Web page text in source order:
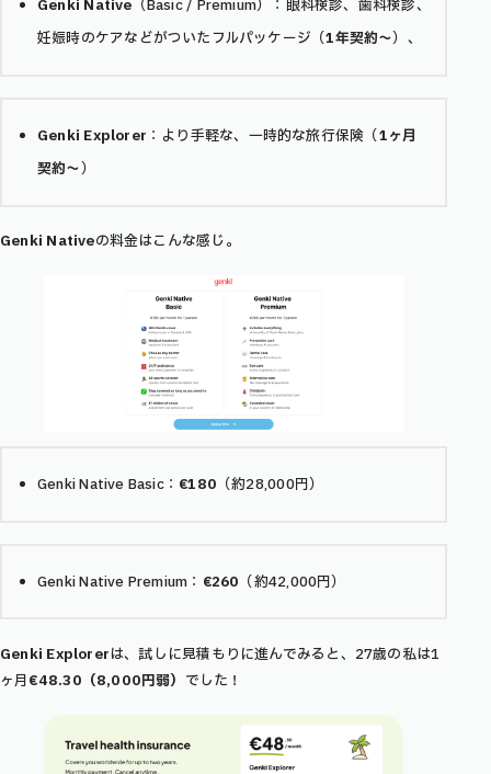
Genki Native （Basic / Premium）：眼科検診、歯科検診、
妊娠時のケアなどがついたフルパッケージ（1年契約〜）、
Genki Explorer ：より手軽な、一時的な旅行保険（1ヶ月
契約〜）
Genki Nativeの料金はこんな感じ。
Genki Native Basic： €180 （約28,000円）
Genki Native Premium： €260 （約42,000円）
Genki Explorerは、試しに見積もりに進んでみると、27歳の私は1
ヶ月€48.30（8,000円弱） でした！